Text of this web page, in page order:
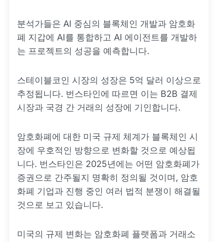
분석가들은 AI 중심의 블록체인 개발과 암호화
폐 지갑에 AI를 통합하고 AI 에이전트를 개발하
는 프로젝트의 성공을 예측합니다.
스테이블코인 시장의 성장은 5억 달러 이상으로
추정됩니다. 번스타인에 따르면 이는 B2B 결제
시장과 국경 간 거래의 성장에 기인합니다.
암호화폐에 대한 미국 규제 체계가 블록체인 시
장에 우호적인 방향으로 변화할 것으로 예상됩
니다. 번스타인은 2025년에는 어떤 암호화폐가
증권으로 간주될지 명확히 정의될 것이며, 암호
화폐 기업과 진행 중인 여러 법적 분쟁이 해결될
것으로 보고 있습니다.
미국의 규제 변화는 암호화폐 플랫폼과 거래소